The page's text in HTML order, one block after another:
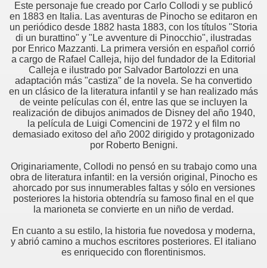
Este personaje fue creado por Carlo Collodi y se publicó
en 1883 en Italia. Las aventuras de Pinocho se editaron en
un periódico desde 1882 hasta 1883, con los títulos "Storia
di un burattino" y "Le avventure di Pinocchio", ilustradas
por Enrico Mazzanti. La primera versión en español corrió
a cargo de Rafael Calleja, hijo del fundador de la Editorial
Calleja e ilustrado por Salvador Bartolozzi en una
adaptación más "castiza" de la novela. Se ha convertido
en un clásico de la literatura infantil y se han realizado más
de veinte películas con él, entre las que se incluyen la
realización de dibujos animados de Disney del año 1940,
la película de Luigi Comencini de 1972 y el film no
demasiado exitoso del año 2002 dirigido y protagonizado
por Roberto Benigni.
Originariamente, Collodi no pensó en su trabajo como una
obra de literatura infantil: en la versión original, Pinocho es
ahorcado por sus innumerables faltas y sólo en versiones
posteriores la historia obtendría su famoso final en el que
la marioneta se convierte en un niño de verdad.
En cuanto a su estilo, la historia fue novedosa y moderna,
y abrió camino a muchos escritores posteriores. El italiano
es enriquecido con florentinismos.